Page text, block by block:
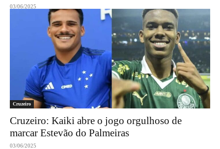
03/06/2025
Cruzeiro
Cruzeiro: Kaiki abre o jogo orgulhoso de
marcar Estevão do Palmeiras
03/06/2025